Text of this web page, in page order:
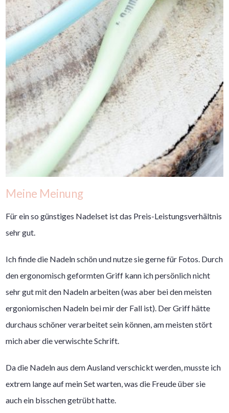
Meine Meinung
Für ein so günstiges Nadelset ist das Preis-Leistungsverhältnis
sehr gut.
Ich finde die Nadeln schön und nutze sie gerne für Fotos. Durch
den ergonomisch geformten Griff kann ich persönlich nicht
sehr gut mit den Nadeln arbeiten (was aber bei den meisten
ergoniomischen Nadeln bei mir der Fall ist). Der Griff hätte
durchaus schöner verarbeitet sein können, am meisten stört
mich aber die verwischte Schrift.
Da die Nadeln aus dem Ausland verschickt werden, musste ich
extrem lange auf mein Set warten, was die Freude über sie
auch ein bisschen getrübt hatte.